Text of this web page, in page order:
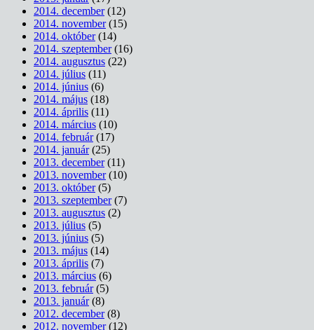
2014. december(12)
2014. november(15)
2014. október(14)
2014. szeptember(16)
2014. augusztus (22)
2014. július (11)
2014. június (6)
2014. május (18)
2014. április (11)
2014. március (10)
2014. február(17)
2014. január(25)
2013. december(11)
2013. november(10)
2013. október(5)
2013. szeptember(7)
2013. augusztus (2)
2013. július (5)
2013. június (5)
2013. május (14)
2013. április (7)
2013. március (6)
2013. február(5)
2013. január(8)
2012. december(8)
2012. november(12)